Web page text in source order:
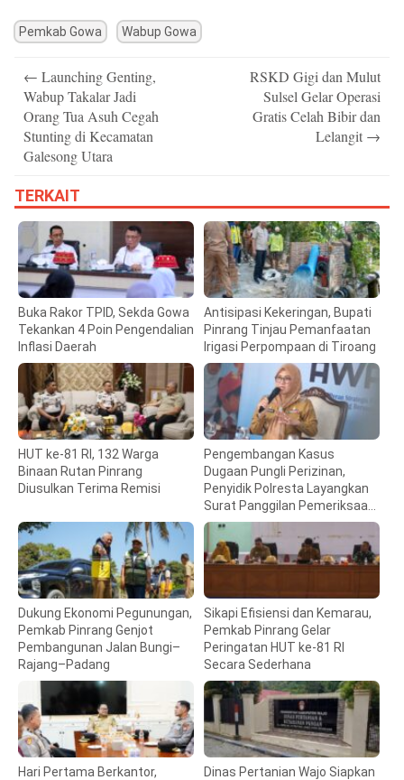
Pemkab Gowa Wabup Gowa
navigation
← Launching Genting,
Wabup Takalar Jadi
Orang Tua Asuh Cegah
Stunting di Kecamatan
Galesong Utara
RSKD Gigi dan Mulut
Sulsel Gelar Operasi
Gratis Celah Bibir dan
Lelangit →
TERKAIT
Buka Rakor TPID, Sekda Gowa
Tekankan 4 Poin Pengendalian
Inflasi Daerah
Antisipasi Kekeringan, Bupati
Pinrang Tinjau Pemanfaatan
Irigasi Perpompaan di Tiroang
HUT ke-81 RI, 132 Warga
Binaan Rutan Pinrang
Diusulkan Terima Remisi
Pengembangan Kasus
Dugaan Pungli Perizinan,
Penyidik Polresta Layangkan
Surat Panggilan Pemeriksaan
Bupati Gowa
Dukung Ekonomi Pegunungan,
Pemkab Pinrang Genjot
Pembangunan Jalan Bungi–
Rajang–Padang
Sikapi Efisiensi dan Kemarau,
Pemkab Pinrang Gelar
Peringatan HUT ke-81 RI
Secara Sederhana
Hari Pertama Berkantor,
Dinas Pertanian Wajo Siapkan